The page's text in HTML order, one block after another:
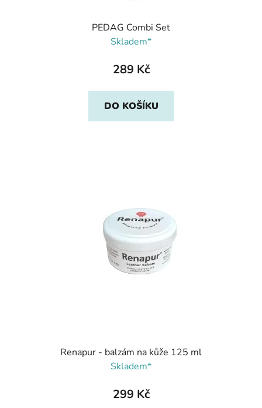
PEDAG Combi Set
Skladem*
289 Kč
DO KOŠÍKU
Renapur - balzám na kůže 125 ml
Skladem*
299 Kč